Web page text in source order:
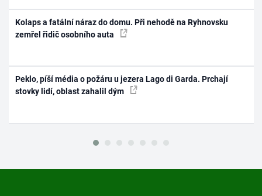
Kolaps a fatální náraz do domu. Při nehodě na Ryhnovsku
zemřel řidič osobního auta
Peklo, píší média o požáru u jezera Lago di Garda. Prchají
stovky lidí, oblast zahalil dým